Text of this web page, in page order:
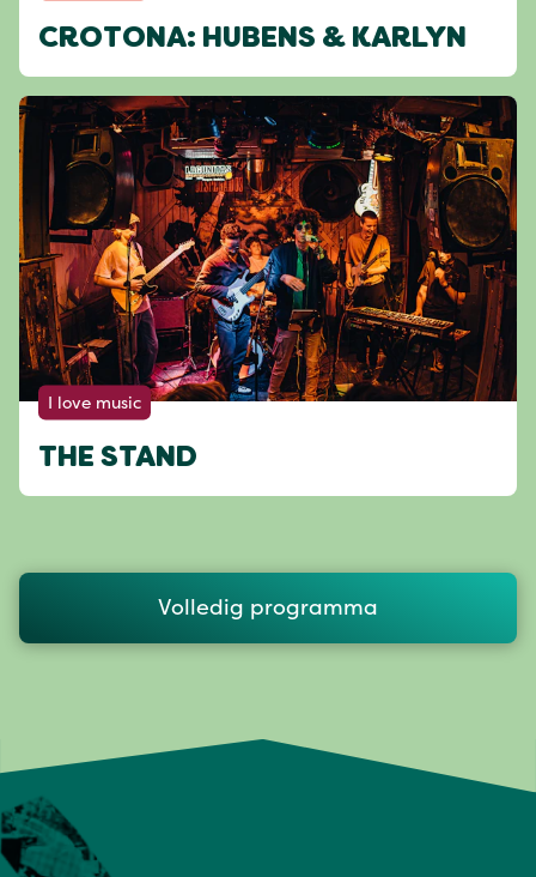
CROTONA: HUBENS & KARLYN
I love music
THE STAND
Volledig programma